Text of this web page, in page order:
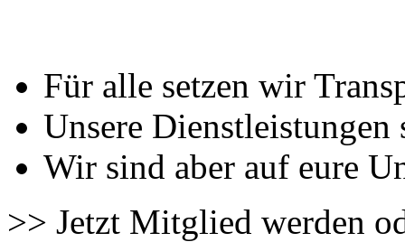
Für alle setzen wir
Unsere Dienstleistungen
Wir sind aber auf eure
>> Jetzt Mitglied werden